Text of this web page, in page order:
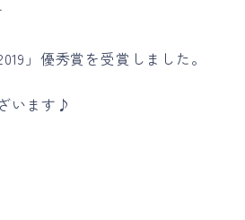
」優秀賞を受賞しました。
います♪